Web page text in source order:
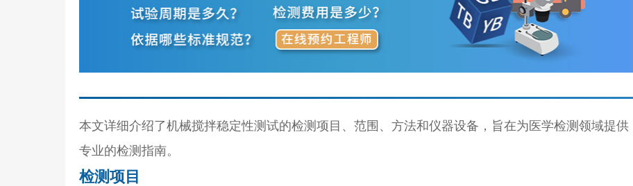
本文详细介绍了机械搅拌稳定性测试的检测项目、范围、方法和仪器设备，旨在为医学检测领域提供
专业的检测指南。
检测项目